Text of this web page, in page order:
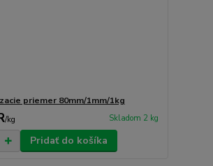
priemer 80mm/1mm/1kg
/kg Skladom 2 kg
Pridať do košíka